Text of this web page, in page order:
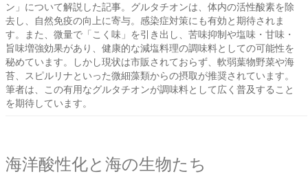
ン」について解説した記事。グルタチオンは、体内の活性酸素を除
去し、自然免疫の向上に寄与。感染症対策にも有効と期待されま
す。また、微量で「こく味」を引き出し、苦味抑制や塩味・甘味・
旨味増強効果があり、健康的な減塩料理の調味料としての可能性を
秘めています。しかし現状は市販されておらず、軟弱葉物野菜や海
苔、スピルリナといった微細藻類からの摂取が推奨されています。
筆者は、この有用なグルタチオンが調味料として広く普及すること
を期待しています。
海洋酸性化と海の生物たち